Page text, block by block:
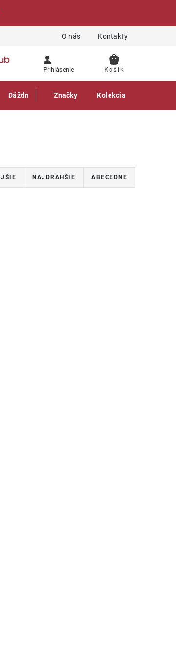
O nás Kontakty
Prihlásenie
NÁKUPNÝ
Dáždniky Gastro produkty
Značky Kolekcia
NAJDRAHŠIE ABECEDNE